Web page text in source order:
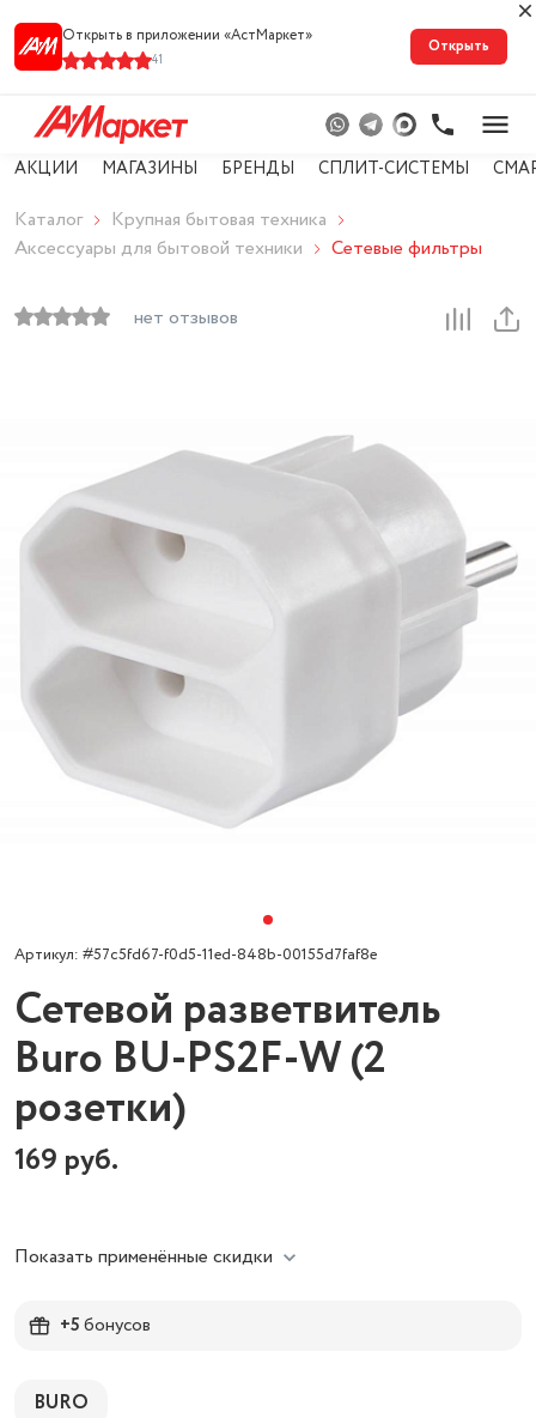
Открыть в приложении «АстМарке‪т‬»
41
Открыть
АКЦИИ МАГАЗИНЫ БРЕНДЫ СПЛИТ-СИСТЕМЫ
Каталог
Крупная бытовая техника
Аксессуары для бытовой техники
Сетевые фильтры
нет отзывов
Артикул: #57c5fd67-f0d5-11ed-848b-00155d7faf8e
Сетевой разветвитель
Buro BU-PS2F-W (2
розетки)
169 руб.
Показать применённые скидки
+5бонусов
BURO